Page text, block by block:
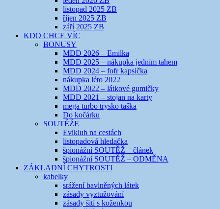
listopad 2025 ZB
říjen 2025 ZB
září 2025 ZB
KDO CHCE VÍC
BONUSY
MDD 2026 – Emilka
MDD 2025 – nákupka jedním tahem
MDD 2024 – fofr kapsička
nákupka léto 2022
MDD 2022 – látkové gumičky
MDD 2021 – stojan na karty
mega turbo trysko taška
Do kočárku
SOUTĚŽE
Eviklub na cestách
listopadová hledačka
špionážní SOUTĚŽ – článek
špionážní SOUTĚŽ – ODMĚNA
ZÁKLADNÍ CHYTROSTI
kabelky
srážení bavlněných látek
zásady vyztužování
zásady šití s koženkou